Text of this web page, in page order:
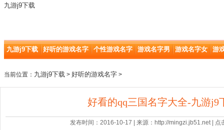
九游j9下载
九游j9下载 好听的游戏名字 个性游戏名字 游戏名字男 游戏名字女 游
当前位置： 九游j9下载 > 好听的游戏名字 >
好看的qq三国名字大全-九游j9
发布时间：2016-10-17 | 来源：http://mingzi.jb51.net | 点